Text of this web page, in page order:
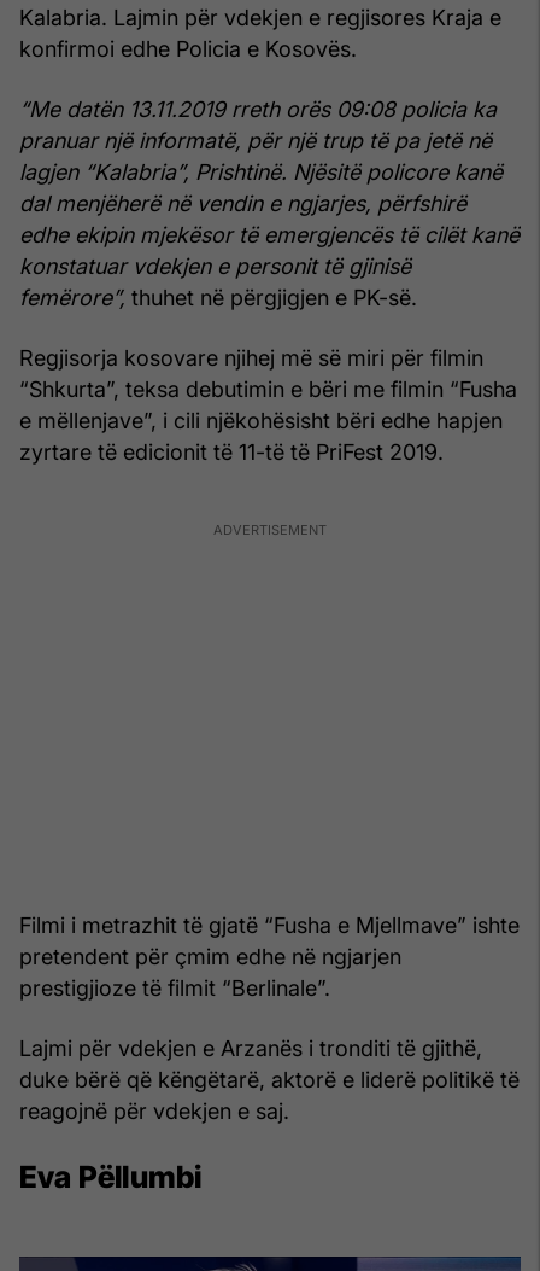
Kalabria. Lajmin për vdekjen e regjisores Kraja e
konfirmoi edhe Policia e Kosovës.
“Me datën 13.11.2019 rreth orës 09:08 policia ka
pranuar një informatë, për një trup të pa jetë në
lagjen “Kalabria”, Prishtinë. Njësitë policore kanë
dal menjëherë në vendin e ngjarjes, përfshirë
edhe ekipin mjekësor të emergjencës të cilët kanë
konstatuar vdekjen e personit të gjinisë
femërore”, thuhet në përgjigjen e PK-së.
Regjisorja kosovare njihej më së miri për filmin
“Shkurta”, teksa debutimin e bëri me filmin “Fusha
e mëllenjave”, i cili njëkohësisht bëri edhe hapjen
zyrtare të edicionit të 11-të të PriFest 2019.
Filmi i metrazhit të gjatë “Fusha e Mjellmave” ishte
pretendent për çmim edhe në ngjarjen
prestigjioze të filmit “Berlinale”.
Lajmi për vdekjen e Arzanës i tronditi të gjithë,
duke bërë që këngëtarë, aktorë e liderë politikë të
reagojnë për vdekjen e saj.
Eva Pëllumbi